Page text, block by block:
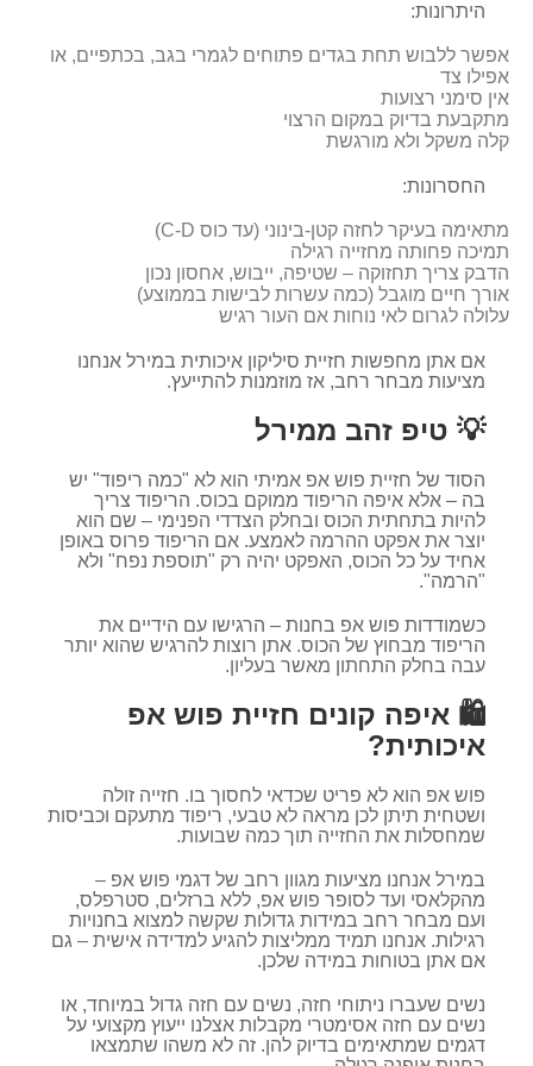
היתרונות:
אפשר ללבוש תחת בגדים פתוחים לגמרי בגב, בכתפיים, או
אפילו צד
אין סימני רצועות
מתקבעת בדיוק במקום הרצוי
קלה משקל ולא מורגשת
החסרונות:
מתאימה בעיקר לחזה קטן-בינוני (עד כוס C-D)
תמיכה פחותה מחזייה רגילה
הדבק צריך תחזוקה – שטיפה, ייבוש, אחסון נכון
אורך חיים מוגבל (כמה עשרות לבישות בממוצע)
עלולה לגרום לאי נוחות אם העור רגיש
אם אתן מחפשות חזיית סיליקון איכותית במירל אנחנו
מציעות מבחר רחב, אז מוזמנות להתייעץ.
💡 טיפ זהב ממירל
הסוד של חזיית פוש אפ אמיתי הוא לא "כמה ריפוד" יש
בה – אלא איפה הריפוד ממוקם בכוס. הריפוד צריך
להיות בתחתית הכוס ובחלק הצדדי הפנימי – שם הוא
יוצר את אפקט ההרמה לאמצע. אם הריפוד פרוס באופן
אחיד על כל הכוס, האפקט יהיה רק "תוספת נפח" ולא
"הרמה".
כשמודדות פוש אפ בחנות – הרגישו עם הידיים את
הריפוד מבחוץ של הכוס. אתן רוצות להרגיש שהוא יותר
עבה בחלק התחתון מאשר בעליון.
🛍️ איפה קונים חזיית פוש אפ
איכותית?
פוש אפ הוא לא פריט שכדאי לחסוך בו. חזייה זולה
ושטחית תיתן לכן מראה לא טבעי, ריפוד מתעקם וכביסות
שמחסלות את החזייה תוך כמה שבועות.
במירל אנחנו מציעות מגוון רחב של דגמי פוש אפ –
מהקלאסי ועד לסופר פוש אפ, ללא ברזלים, סטרפלס,
ועם מבחר רחב במידות גדולות שקשה למצוא בחנויות
רגילות. אנחנו תמיד ממליצות להגיע למדידה אישית – גם
אם אתן בטוחות במידה שלכן.
נשים שעברו ניתוחי חזה, נשים עם חזה גדול במיוחד, או
נשים עם חזה אסימטרי מקבלות אצלנו ייעוץ מקצועי על
דגמים שמתאימים בדיוק להן. זה לא משהו שתמצאו